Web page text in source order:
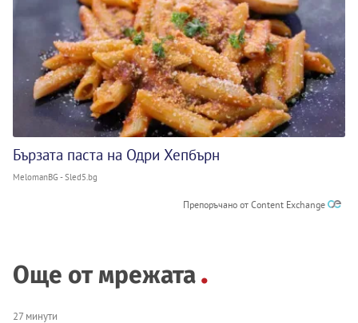
Бързата паста на Одри Хепбърн
MelomanBG - Sled5.bg
Препоръчано от Content Exchange
Още от мрежата
27 минути